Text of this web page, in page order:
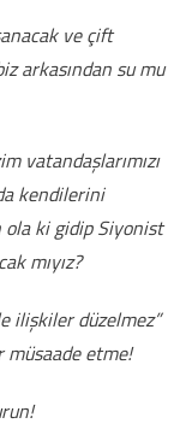
ve çift
arkasından su mu
vatandaşlarımızı
kendilerini
ola ki gidip Siyonist
mıyız?
ilişkiler düzelmez”
etme!